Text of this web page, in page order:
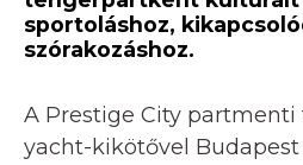
sportoláshoz,
szórakozáshoz.
A Prestige City
yacht-kikötővel